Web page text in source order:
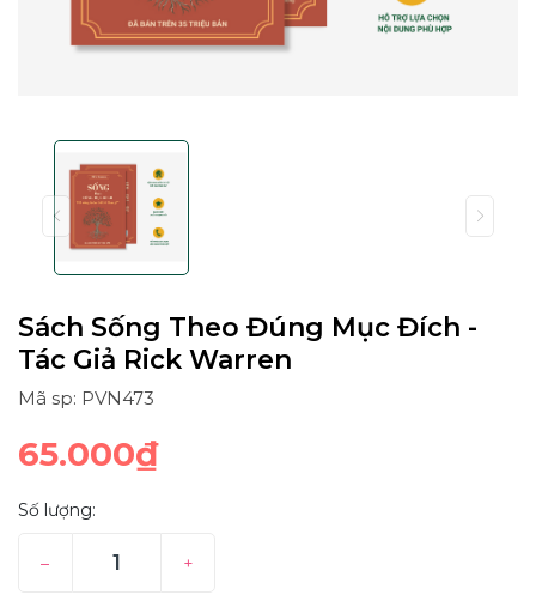
Sách Sống Theo Đúng Mục Đích -
Tác Giả Rick Warren
Mã sp: PVN473
65.000₫
Số lượng:
– +